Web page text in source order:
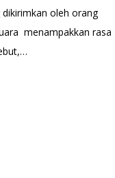
oleh orang
menampakkan rasa